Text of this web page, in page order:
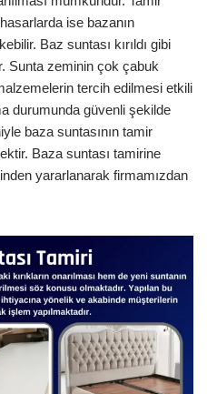
ise bazanın
Baz suntası kırıldı gibi
Sunta zeminin çok çabuk
tercih edilmesi etkili
durumunda güvenli şekilde
baza suntasının tamir
Baza suntası tamirine
yararlanarak firmamızdan